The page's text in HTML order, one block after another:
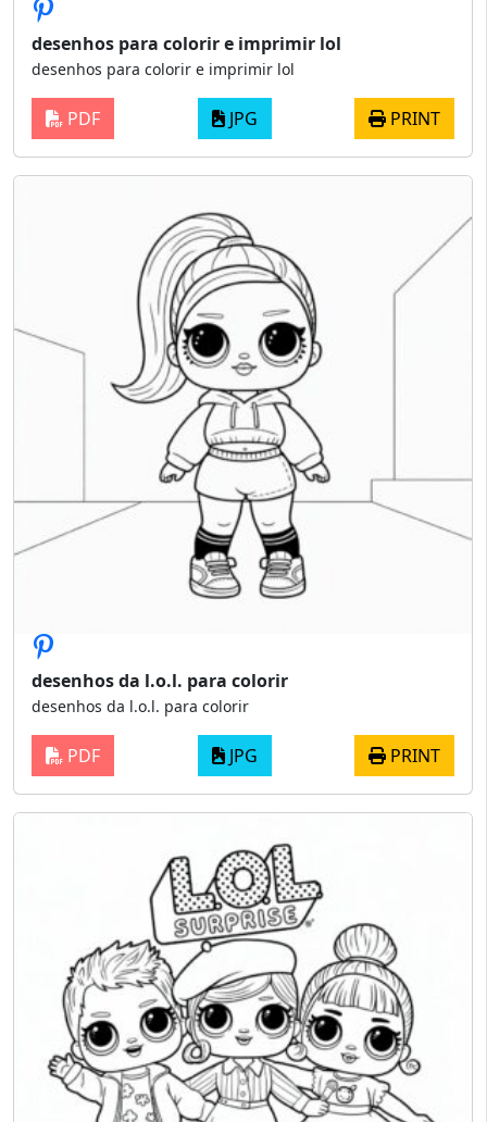
desenhos para colorir e imprimir lol
desenhos para colorir e imprimir lol
PDF JPG PRINT
desenhos da l.o.l. para colorir
desenhos da l.o.l. para colorir
PDF JPG PRINT